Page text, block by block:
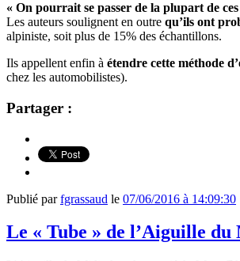
« On pourrait se passer de la plupart de
Les auteurs soulignent en outre qu’ils ont
alpiniste, soit plus de 15% des échantillons.
Ils appellent enfin à étendre cette méthode
chez les automobilistes).
Partager :
Publié parfgrassaud le 07/06/2016 à 14:09:30
Le « Tube » de l’Aiguille